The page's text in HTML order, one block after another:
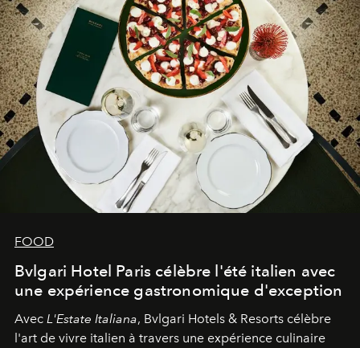
FOOD
Bvlgari Hotel Paris célèbre l'été italien avec
une expérience gastronomique d'exception
Avec L'Estate Italiana, Bvlgari Hotels & Resorts célèbre
l'art de vivre italien à travers une expérience culinaire